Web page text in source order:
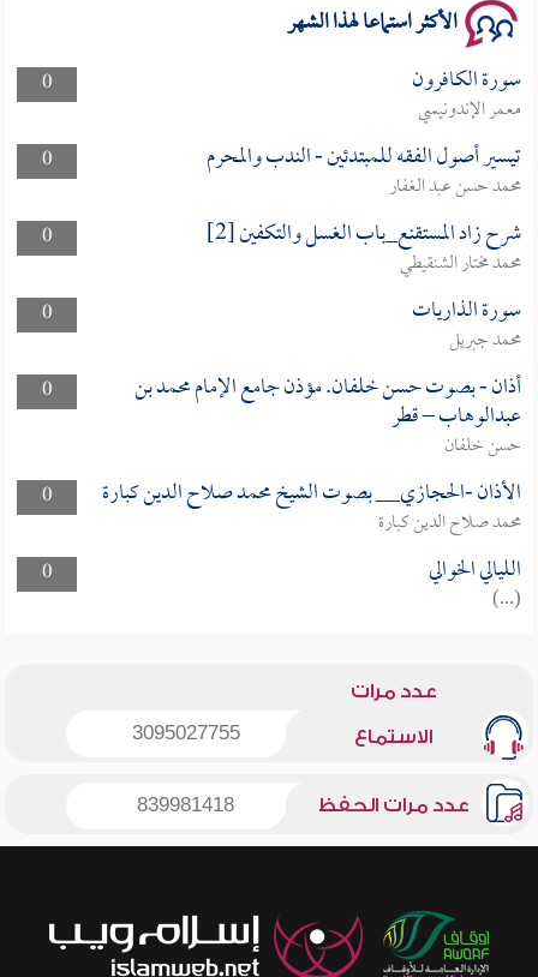
الأكثر استماعا لهذا الشهر
0 سورة الكافرون
معمر الإندونيسي
0
تيسير أصول الفقه للمبتدئين - الندب والمحرم
محمد حسن عبد الغفار
0
شرح زاد المستقنع_باب الغسل والتكفين [2]
محمد مختار الشنقيطي
0
سورة الذاريات
محمد جبريل
0
أذان - بصوت حسن خلفان. مؤذن جامع الإمام محمد بن
عبدالوهاب – قطر
حسن خلفان
0
الأذان -الحجازي__ بصوت الشيخ محمد صلاح الدين كبارة
محمد صلاح الدين كبارة
0
الليالي الخوالي
(...)
عدد مرات
الاستماع 3095027755
عدد مرات الحفظ 839981418